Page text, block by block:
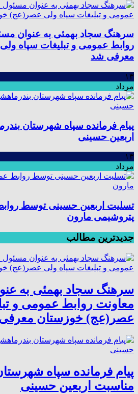
سرهنگ سجاد بهمئی به عنوان
روابط عمومی و تبلیغات سپاه
معرفی شد
۱۳
مرداد
پیام فرمانده سپاه شهرستان
اربعین حسینی
۱۳
مرداد
تسلیت اربعین حسینی توسط
پتروشیمی مارون
جدیدترین مطالب
سرهنگ سجاد بهمئی به
معاونت روابط عمومی و
عصر(عج) خوزستان
پیام فرمانده سپاه
مناسبت اربعین حسینی